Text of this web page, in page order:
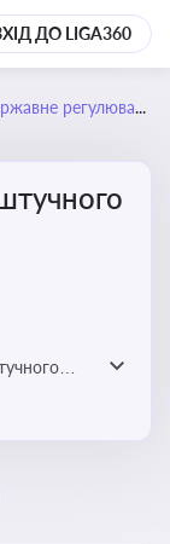
ДО LIGA360
регулювання штучного інтелекту
бізнесом